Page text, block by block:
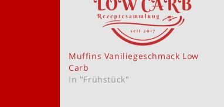
Muffins Vaniliegeschmack Low
Carb
In "Frühstück"